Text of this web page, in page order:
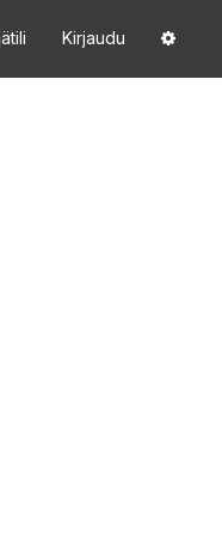
Kirjaudu